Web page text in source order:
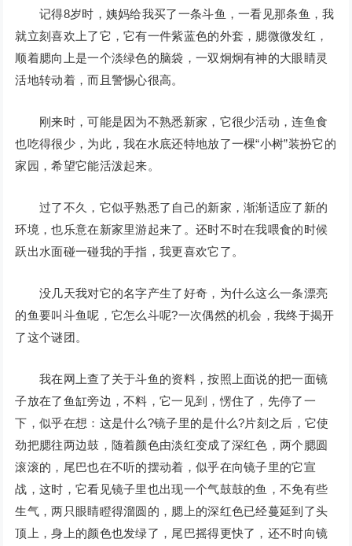
记得8岁时，姨妈给我买了一条斗鱼，一看见那条鱼，我
就立刻喜欢上了它，它有一件紫蓝色的外套，腮微微发红，
顺着腮向上是一个淡绿色的脑袋，一双炯炯有神的大眼睛灵
活地转动着，而且警惕心很高。
刚来时，可能是因为不熟悉新家，它很少活动，连鱼食
也吃得很少，为此，我在水底还特地放了一棵“小树”装扮它的
家园，希望它能活泼起来。
过了不久，它似乎熟悉了自己的新家，渐渐适应了新的
环境，也乐意在新家里游起来了。还时不时在我喂食的时候
跃出水面碰一碰我的手指，我更喜欢它了。
没几天我对它的名字产生了好奇，为什么这么一条漂亮
的鱼要叫斗鱼呢，它怎么斗呢?一次偶然的机会，我终于揭开
了这个谜团。
我在网上查了关于斗鱼的资料，按照上面说的把一面镜
子放在了鱼缸旁边，不料，它一见到，愣住了，先停了一
下，似乎在想：这是什么?镜子里的是什么?片刻之后，它使
劲把腮往两边鼓，随着颜色由淡红变成了深红色，两个腮圆
滚滚的，尾巴也在不听的摆动着，似乎在向镜子里的它宣
战，这时，它看见镜子里也出现一个气鼓鼓的鱼，不免有些
生气，两只眼睛瞪得溜圆的，腮上的深红色已经蔓延到了头
顶上，身上的颜色也发绿了，尾巴摇得更快了，还不时向镜